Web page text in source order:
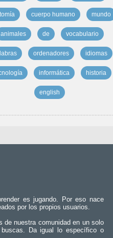
cuerpo humano mundo
animales de vocabulario
ordenadores idiomas
informática historia
english
es jugando. Por eso nace
por los propios usuarios.
de nuestra comunidad en un solo
Da igual lo específico o